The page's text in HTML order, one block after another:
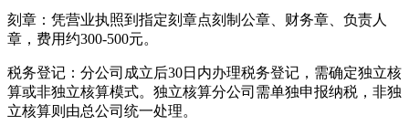
刻章：凭营业执照到指定刻章点刻制公章、财务章、负责人
章，费用约300-500元。
税务登记：分公司成立后30日内办理税务登记，需确定独立核
算或非独立核算模式。独立核算分公司需单独申报纳税，非独
立核算则由总公司统一处理。